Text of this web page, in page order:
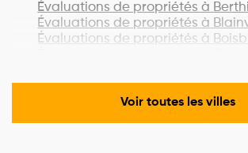
Évaluations de propriétés à
Évaluations de propriétés à
Évaluations de propriétés à
Évaluations de propriétés à
Évaluations de propriétés à Lac-
Voir toutes les villes